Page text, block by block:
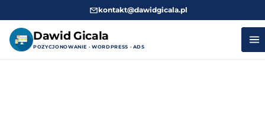
kontakt@dawidgicala.pl
Dawid Gicala
POZYCJONOWANIE · WORDPRESS · ADS